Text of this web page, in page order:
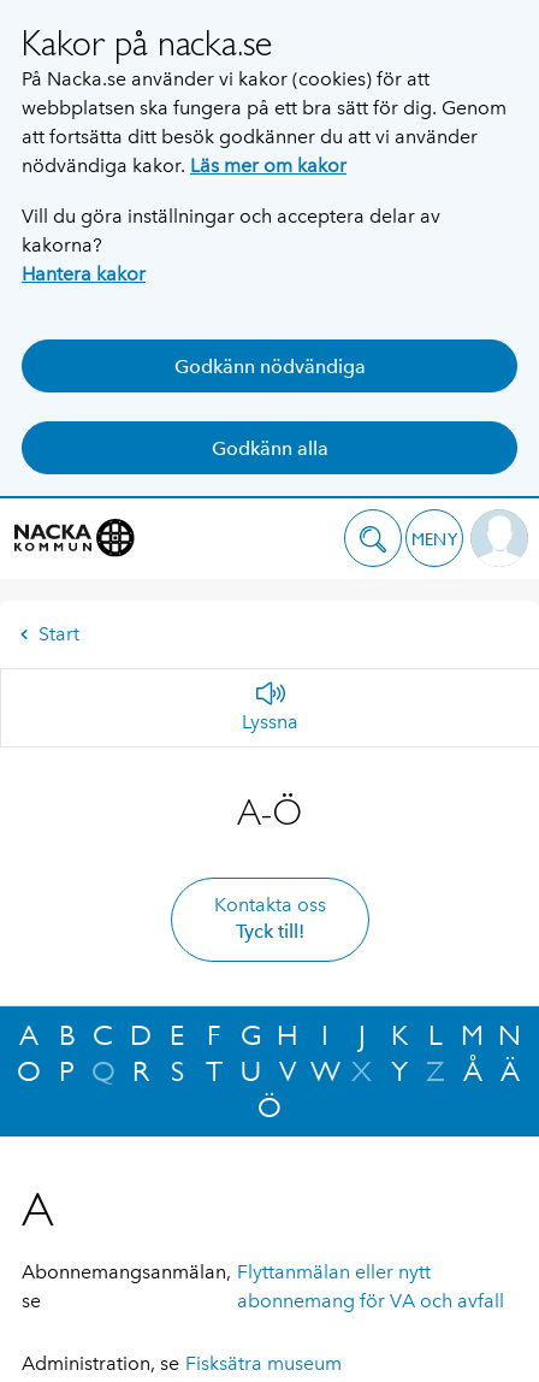
Kakor på nacka.se
På Nacka.se använder vi kakor (cookies) för att
webbplatsen ska fungera på ett bra sätt för dig. Genom
att fortsätta ditt besök godkänner du att vi använder
nödvändiga kakor. Läs mer om kakor
Vill du göra inställningar och acceptera delar av
kakorna?
Hantera kakor
Godkänn nödvändiga
Godkänn alla
MENY
Start
Lyssna
A-Ö
Kontakta oss
Tyck till!
A B C D E F G H I J K L M N
O
P Q R S T U V W X Y Z Å Ä
Ö
A
Abonnemangsanmälan,
se
Flyttanmälan eller nytt
abonnemang för VA och avfall
Administration, se Fisksätra museum